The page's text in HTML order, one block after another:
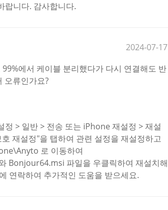
랍니다. 감사합니다.
2024-07-17
에서 케이블 분리했다가 다시 연결해도 반
오류인가요?
> 일반 > 전송 또는 iPhone 재설정 > 재설
재설정"을 탭하여 관련 설정을 재설정하고
로 이동하여
Bonjour64.msi 파일을 우클릭하여 재설치해
연락하여 추가적인 도움을 받으세요.